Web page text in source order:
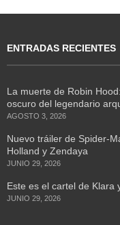
ENTRADAS RECIENTES
La muerte de Robin
oscuro del legendario
AGOSTO 3, 2026
Nuevo tráiler de Spider-
Holland y Zendaya
JUNIO 29, 2026
Este es el cartel de Klara
JUNIO 29, 2026